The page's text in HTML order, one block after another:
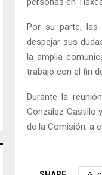
Por su parte, las
despejar sus
la amplia
trabajo con el fin
Durante la
González Castillo
de la Comisión; a